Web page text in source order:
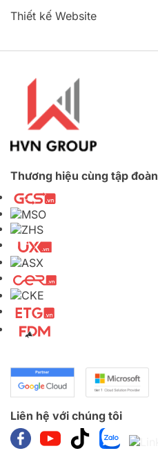
Thiết kế Website
Thương hiệu cùng tập đoàn
Liên hệ với chúng tôi